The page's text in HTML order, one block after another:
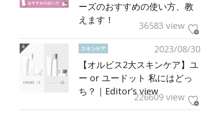
ーズのおすすめの使い方、教
えます！
36583 view
2023/08/30
スキンケア
【オルビス2大スキンケア】ユ
ー or ユードット 私にはどっ
ち？｜Editor’s view226609 view